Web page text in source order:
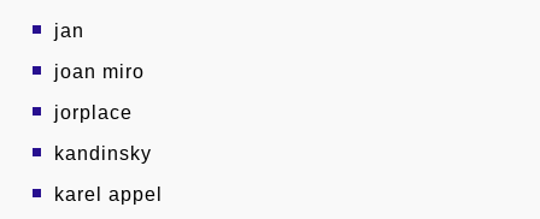
jan
joan miro
jorplace
kandinsky
karel appel